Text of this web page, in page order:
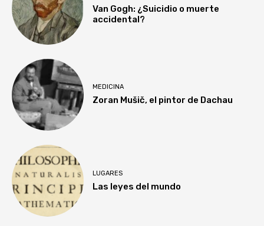
Van Gogh: ¿Suicidio o muerte
accidental?
MEDICINA
Zoran Mušič, el pintor de Dachau
LUGARES
Las leyes del mundo